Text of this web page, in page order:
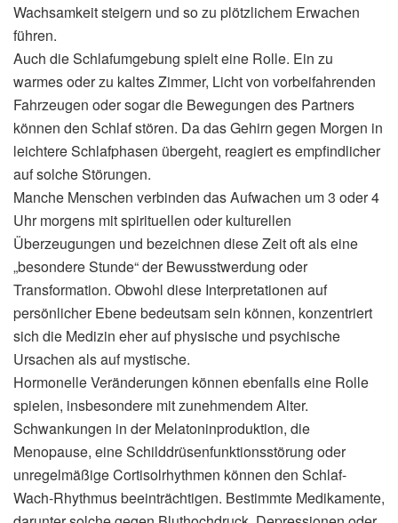
Wachsamkeit steigern und so zu plötzlichem Erwachen
führen.
Auch die Schlafumgebung spielt eine Rolle. Ein zu
warmes oder zu kaltes Zimmer, Licht von vorbeifahrenden
Fahrzeugen oder sogar die Bewegungen des Partners
können den Schlaf stören. Da das Gehirn gegen Morgen in
leichtere Schlafphasen übergeht, reagiert es empfindlicher
auf solche Störungen.
Manche Menschen verbinden das Aufwachen um 3 oder 4
Uhr morgens mit spirituellen oder kulturellen
Überzeugungen und bezeichnen diese Zeit oft als eine
„besondere Stunde“ der Bewusstwerdung oder
Transformation. Obwohl diese Interpretationen auf
persönlicher Ebene bedeutsam sein können, konzentriert
sich die Medizin eher auf physische und psychische
Ursachen als auf mystische.
Hormonelle Veränderungen können ebenfalls eine Rolle
spielen, insbesondere mit zunehmendem Alter.
Schwankungen in der Melatoninproduktion, die
Menopause, eine Schilddrüsenfunktionsstörung oder
unregelmäßige Cortisolrhythmen können den Schlaf-
Wach-Rhythmus beeinträchtigen. Bestimmte Medikamente,